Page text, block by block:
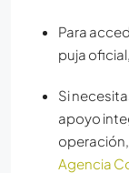
Para
puja
Si
apoyo
Agencia